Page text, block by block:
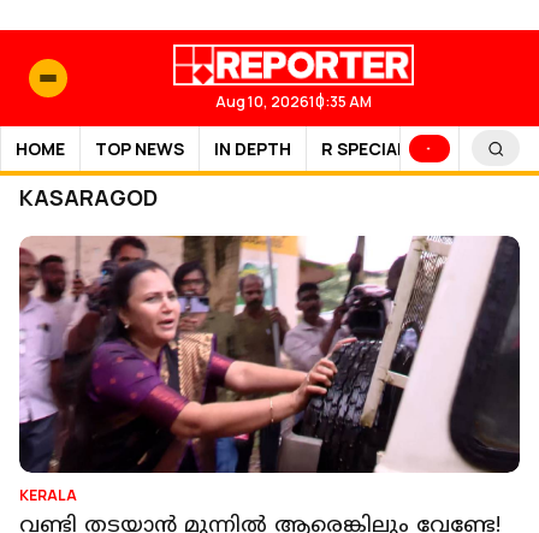
Aug 10, 202610:35 AM
HOME TOP NEWS IN DEPTH R SPECIAL SPORTS
KASARAGOD
KERALA
വണ്ടി തടയാന്‍ മുന്നില്‍ ആരെങ്കിലും വേണ്ടേ!